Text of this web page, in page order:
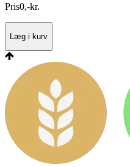
Pris0,-kr.
Læg i kurv